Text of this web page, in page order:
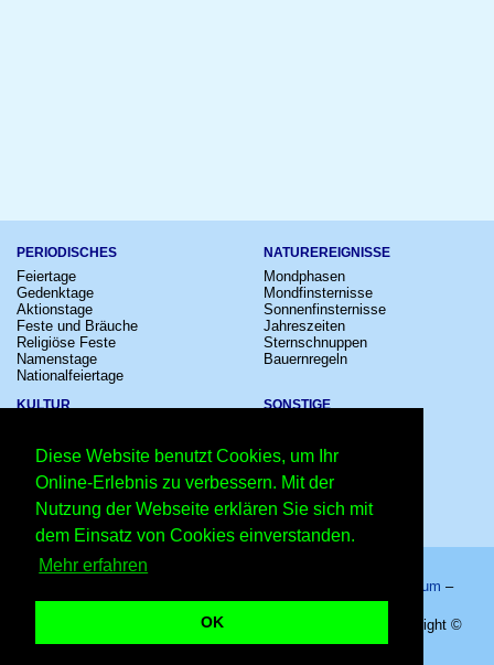
Diese Website benutzt Cookies, um Ihr
Online-Erlebnis zu verbessern. Mit der
Nutzung der Webseite erklären Sie sich mit
dem Einsatz von Cookies einverstanden.
Mehr erfahren
OK
PERIODISCHES
Feiertage
Gedenktage
Aktionstage
Feste und Bräuche
Religiöse Feste
Namenstage
Nationalfeiertage
NATUREREIGNISSE
Mondphasen
Mondfinsternisse
Sonnenfinsternisse
Jahreszeiten
Sternschnuppen
Bauernregeln
KULTUR
Kinostarts
Festivals
Großevents
Comedy
Shows
SONSTIGE
Sternzeichen
Schalttage
Wahltage
Erinnerungen
Volksfeste
Impressum –
Datenschutzhinweis–Kontakt
Thingyan (Wasserfest) 2027 - Myanmar - 17.04.2027 – Copyright ©
2026 Kleiner Kalender